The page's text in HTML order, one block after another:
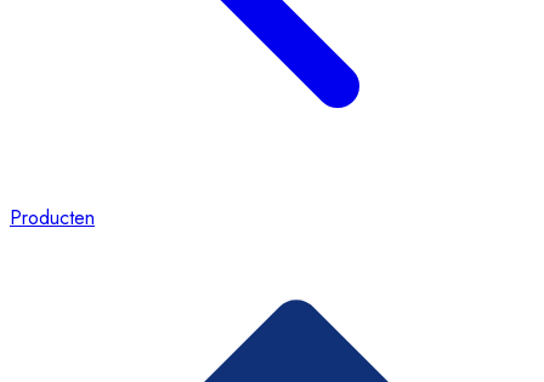
Producten